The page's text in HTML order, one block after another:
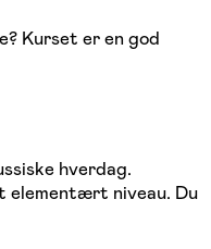
Kurset er en god
hverdag.
elementært niveau. Du